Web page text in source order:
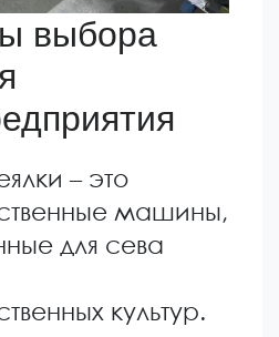
выбора
– это
машины,
для сева
культур.